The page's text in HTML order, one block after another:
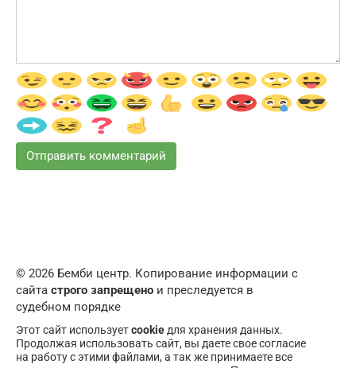
© 2026 Бемби центр. Копирование информации с
сайта строго запрещено и преследуется в
судебном порядке
Этот сайт используетcookieдля хранения данных.
Продолжая использовать сайт, вы даете свое согласие
на работу с этими файлами, а так же принимаете все